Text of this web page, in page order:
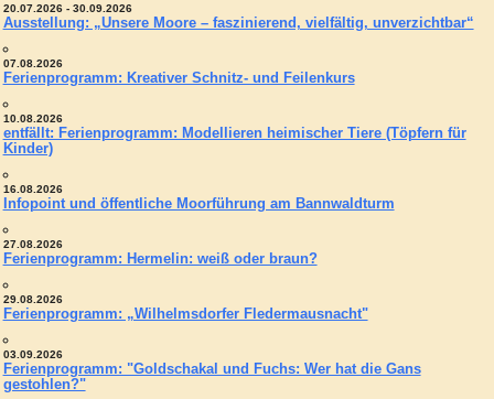
20.07.2026 - 30.09.2026
Ausstellung: „Unsere Moore – faszinierend, vielfältig, unverzichtbar“
07.08.2026
Ferienprogramm: Kreativer Schnitz- und Feilenkurs
10.08.2026
entfällt: Ferienprogramm: Modellieren heimischer Tiere (Töpfern für
Kinder)
16.08.2026
Infopoint und öffentliche Moorführung am Bannwaldturm
27.08.2026
Ferienprogramm: Hermelin: weiß oder braun?
29.08.2026
Ferienprogramm: „Wilhelmsdorfer Fledermausnacht"
03.09.2026
Ferienprogramm: "Goldschakal und Fuchs: Wer hat die Gans
gestohlen?"